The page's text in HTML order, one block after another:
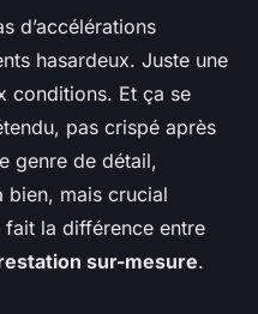
d’accélérations
hasardeux. Juste une
conditions. Et ça se
pas crispé après
genre de détail,
bien, mais crucial
la différence entre
sur-mesure.